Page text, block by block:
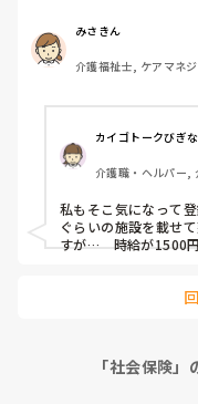
方いますか？
みさきん
介護福祉士, ケアマネ
カイゴトークびぎ
介護職・ヘルパー,
私もそこ気になって
ぐらいの施設を載せ
すが…　時給が1500
「社会保険